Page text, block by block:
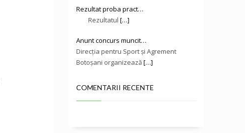
Rezultat proba pract…
Rezultatul […]
Anunt concurs muncit…
Direcţia pentru Sport și Agrement
Botoşani organizează[…]
COMENTARII RECENTE